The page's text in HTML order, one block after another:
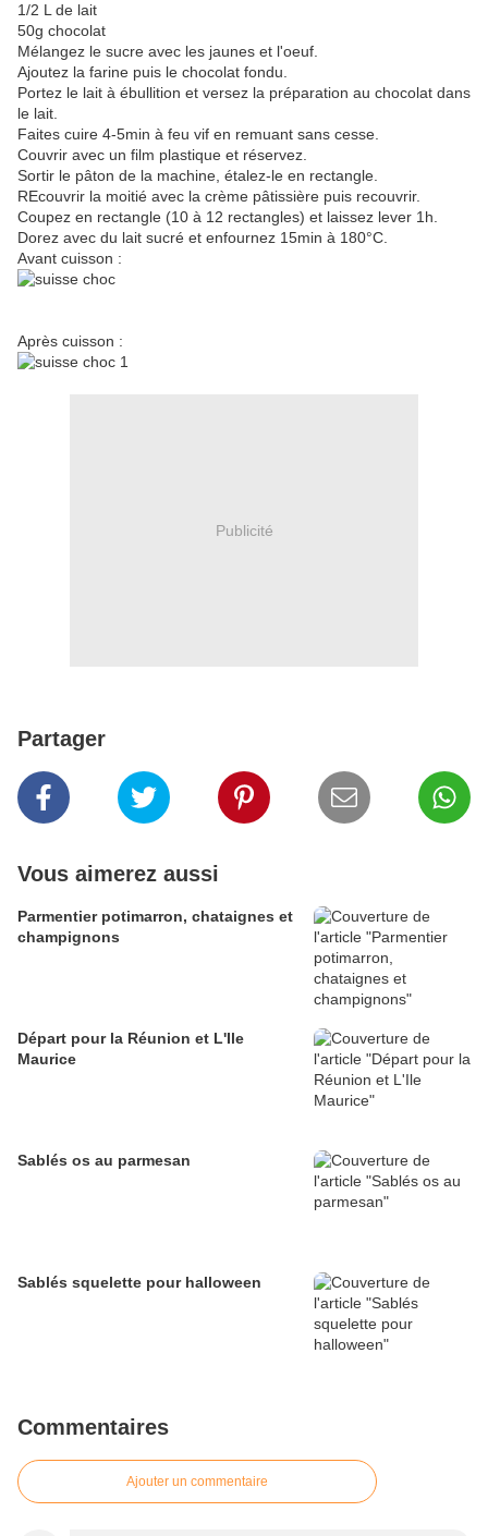
1/2 L de lait
50g chocolat
Mélangez le sucre avec les jaunes et l'oeuf.
Ajoutez la farine puis le chocolat fondu.
Portez le lait à ébullition et versez la préparation au chocolat dans
le lait.
Faites cuire 4-5min à feu vif en remuant sans cesse.
Couvrir avec un film plastique et réservez.
Sortir le pâton de la machine, étalez-le en rectangle.
REcouvrir la moitié avec la crème pâtissière puis recouvrir.
Coupez en rectangle (10 à 12 rectangles) et laissez lever 1h.
Dorez avec du lait sucré et enfournez 15min à 180°C.
Avant cuisson :
Après cuisson :
Publicité
Partager
Vous aimerez aussi
Parmentier potimarron, chataignes et
champignons
Départ pour la Réunion et L'Ile
Maurice
Sablés os au parmesan
Sablés squelette pour halloween
Commentaires
Ajouter un commentaire